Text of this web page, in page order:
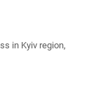
in Kyiv region,